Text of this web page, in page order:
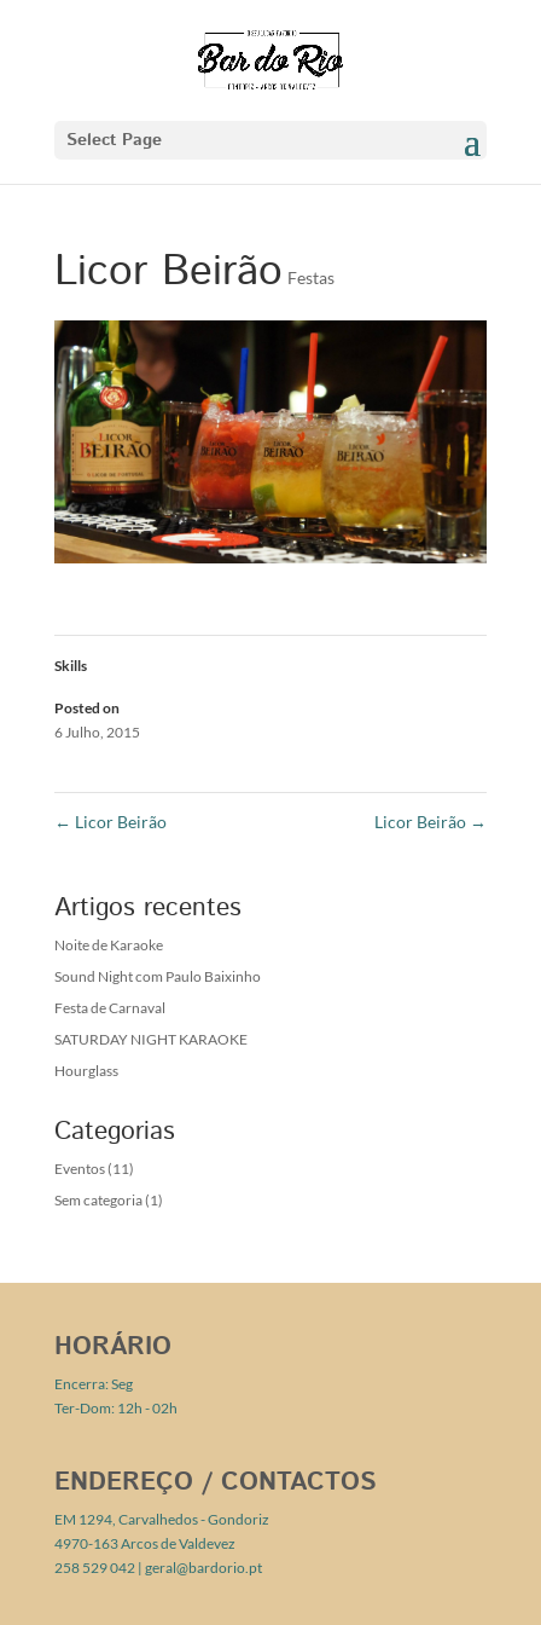
Select Page
Licor Beirão Festas
Skills
Posted on
6 Julho, 2015
← Licor Beirão Licor Beirão →
Artigos recentes
Noite de Karaoke
Sound Night com Paulo Baixinho
Festa de Carnaval
SATURDAY NIGHT KARAOKE
Hourglass
Categorias
Eventos(11)
Sem categoria(1)
HORÁRIO
Encerra: Seg
Ter-Dom: 12h - 02h
ENDEREÇO / CONTACTOS
EM 1294, Carvalhedos - Gondoriz
4970-163 Arcos de Valdevez
258 529 042 | geral@bardorio.pt